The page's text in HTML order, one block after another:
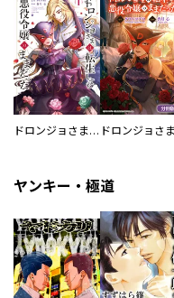
ドロンジョさまは転生しても悪役令嬢のままだった
ヤンキー・極道